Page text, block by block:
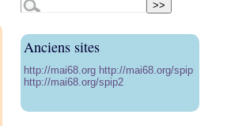
Anciens sites
http://mai68.org http://mai68.org/spip
http://mai68.org/spip2